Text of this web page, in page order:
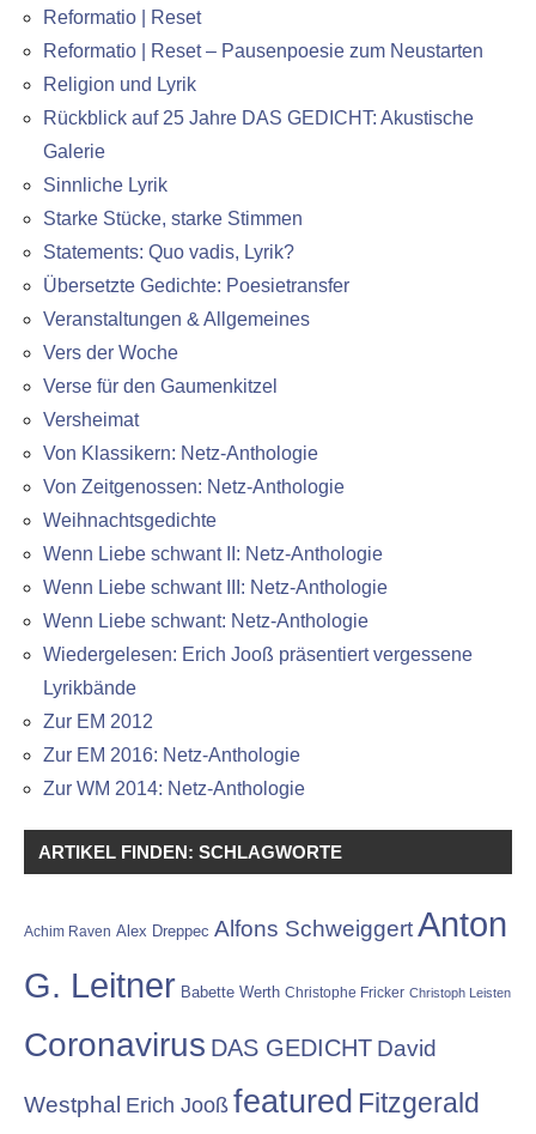
Reformatio | Reset
Reformatio | Reset – Pausenpoesie zum Neustarten
Religion und Lyrik
Rückblick auf 25 Jahre DAS GEDICHT: Akustische
Galerie
Sinnliche Lyrik
Starke Stücke, starke Stimmen
Statements: Quo vadis, Lyrik?
Übersetzte Gedichte: Poesietransfer
Veranstaltungen & Allgemeines
Vers der Woche
Verse für den Gaumenkitzel
Versheimat
Von Klassikern: Netz-Anthologie
Von Zeitgenossen: Netz-Anthologie
Weihnachtsgedichte
Wenn Liebe schwant II: Netz-Anthologie
Wenn Liebe schwant III: Netz-Anthologie
Wenn Liebe schwant: Netz-Anthologie
Wiedergelesen: Erich Jooß präsentiert vergessene
Lyrikbände
Zur EM 2012
Zur EM 2016: Netz-Anthologie
Zur WM 2014: Netz-Anthologie
ARTIKEL FINDEN: SCHLAGWORTE
Achim Raven Alex Dreppec Alfons SchweiggertAnton
G. Leitner Babette Werth Christophe Fricker Christoph Leisten
Coronavirus DAS GEDICHT David
Westphal Erich Jooß featured Fitzgerald